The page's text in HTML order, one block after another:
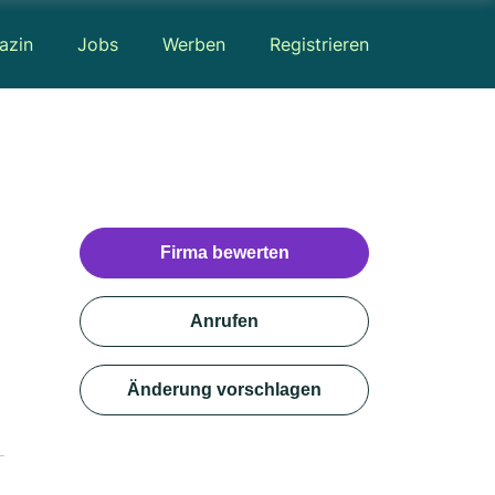
Jobs Werben Registrieren
Firma bewerten
Anrufen
Änderung vorschlagen